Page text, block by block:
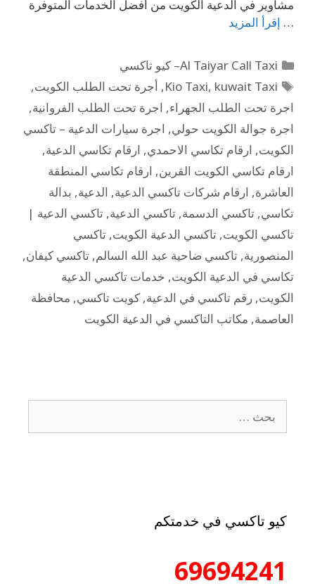
مشاوير في الدعية الكويت من افضل الخدمات المتوفرة
… إقرأ المزيد
Al Taiyar Call Taxi– كيو تاكسي
Kio Taxi, kuwait Taxi
, أجرة تحت الطلب الكويت,
اجرة تحت الطلب الجهراء, اجرة تحت الطلب الفروانية,
اجرة جوالة الكويت حولي, اجرة سيارات الدعية – تاكسي
الكويت, ارقام تكاسي الاحمدي, ارقام تكاسي الدعية,
ارقام تكاسي الكويت القرين, ارقام تكاسي المنطقة
العاشرة, ارقام شركات تاكسي الدعية, الدعية, بدالة
تكاسي, تاكسي الدسمة, تاكسي الدعية, تاكسي الدعية |
تاكسي الكويت, تاكسي الدعية الكويت, تاكسي
المنصورية, تاكسي ضاحية عبد الله السالم, تاكسي كيفان,
تكاسي في الدعية الكويت, خدمات تاكسي الدعية
الكويت, رقم تاكسي في الدعية, كويت تاكسي, محافظة
العاصمة, مكاتب التاكسي في الدعية الكويت
كيو تاكسي في خدمتكم
69694241